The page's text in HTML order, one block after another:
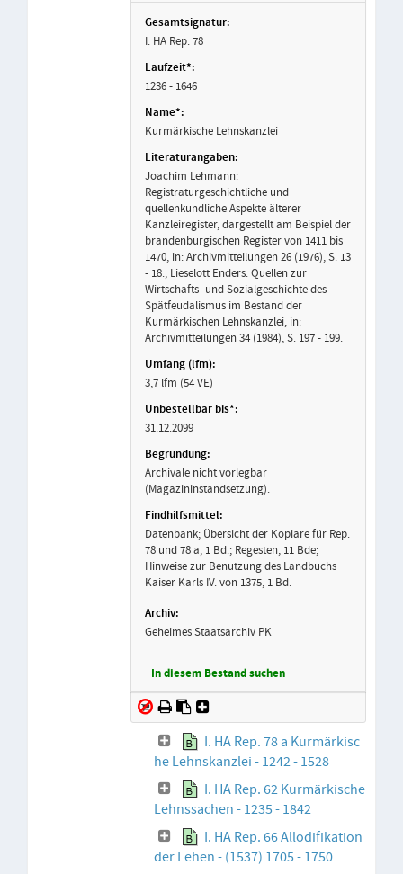
I. HA Rep. 78
1236 - 1646
Kurmärkische Lehnskanzlei
Joachim Lehmann:
Registraturgeschichtliche und
quellenkundliche Aspekte älterer
Kanzleiregister, dargestellt am Beispiel der
brandenburgischen Register von 1411 bis
1470, in: Archivmitteilungen 26 (1976), S. 13
- 18.; Lieselott Enders: Quellen zur
Wirtschafts- und Sozialgeschichte des
Spätfeudalismus im Bestand der
Kurmärkischen Lehnskanzlei, in:
Archivmitteilungen 34 (1984), S. 197 - 199.
3,7 lfm (54 VE)
31.12.2099
Archivale nicht vorlegbar
(Magazininstandsetzung).
Datenbank; Übersicht der Kopiare für Rep.
78 und 78 a, 1 Bd.; Regesten, 11 Bde;
Hinweise zur Benutzung des Landbuchs
Kaiser Karls IV. von 1375, 1 Bd.
Geheimes Staatsarchiv PK
In diesem Bestand suchen
I. HA Rep. 78 a Kurmärkisc
he Lehnskanzlei - 1242 - 1528
I. HA Rep. 62 Kurmärkische
Lehnssachen - 1235 - 1842
I. HA Rep. 66 Allodifikation
der Lehen - (1537) 1705 - 1750